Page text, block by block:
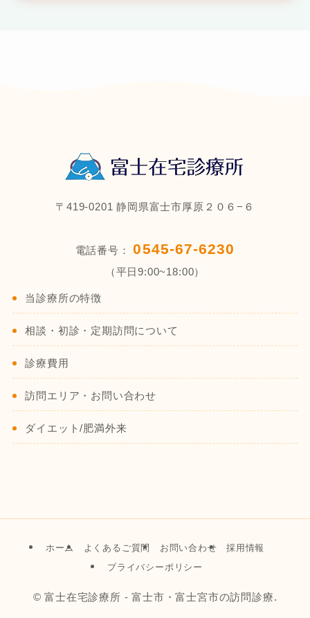
〒419-0201 静岡県富士市厚原２０６−６
電話番号：0545-67-6230
（平日9:00~18:00）
当診療所の特徴
相談・初診・定期訪問について
診療費用
訪問エリア・お問い合わせ
ダイエット/肥満外来
ホーム よくあるご質問 お問い合わせ
採用情報
プライバシーポリシー
© 富士在宅診療所 - 富士市・富士宮市の訪問診療.